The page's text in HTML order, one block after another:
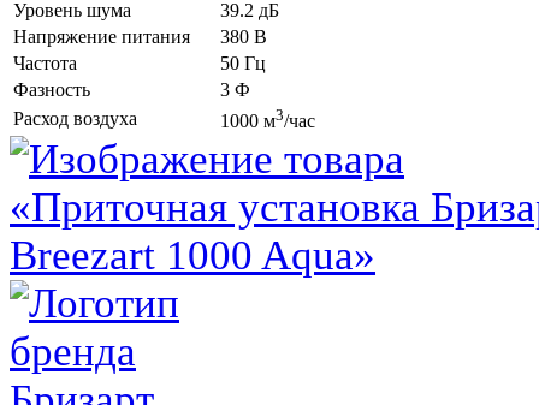
Уровень шума
39.2 дБ
Напряжение питания
380 В
Частота
50 Гц
Фазность
3 Ф
Расход воздуха
1000 м3/час